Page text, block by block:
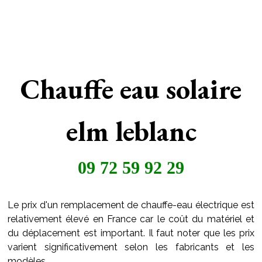
Chauffe eau solaire
elm leblanc
09 72 59 92 29
Le prix d'un remplacement de chauffe-eau électrique est
relativement élevé en France car le coût du matériel et
du déplacement est important. Il faut noter que les prix
varient significativement selon les fabricants et les